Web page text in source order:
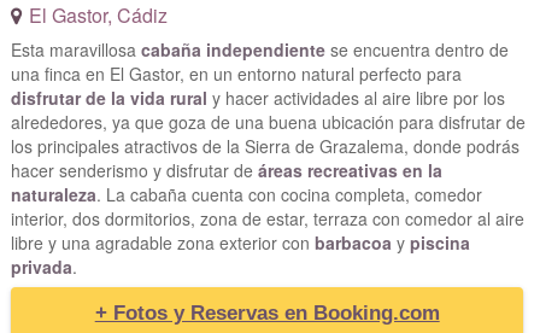
El Gastor, Cádiz
Esta maravillosa cabaña independientese encuentra dentro de
una finca en El Gastor, en un entorno natural perfecto para
disfrutar de la vida rural y hacer actividades al aire libre por los
alrededores, ya que goza de una buena ubicación para disfrutar de
los principales atractivos de la Sierra de Grazalema, donde podrás
hacer senderismo y disfrutar de áreas recreativas en la
naturaleza. La cabaña cuenta con cocina completa, comedor
interior, dos dormitorios, zona de estar, terraza con comedor al aire
libre y una agradable zona exterior con barbacoa y piscina
privada.
+ Fotos y Reservas en Booking.com